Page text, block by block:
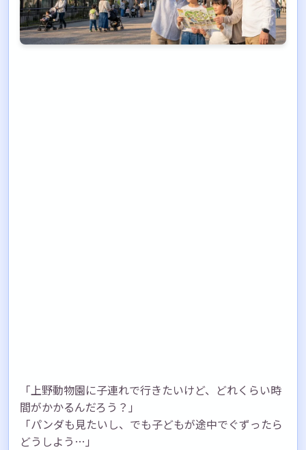
「上野動物園に子連れで行きたいけど、どれくらい時
間がかかるんだろう？」
「パンダも見たいし、でも子どもが途中でぐずったら
どうしよう…」